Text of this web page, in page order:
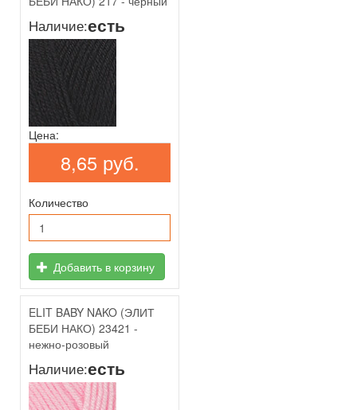
Наличие:есть
Цена:
8,65 руб.
Количество
Добавить в корзину
ELIT BABY NAKO (ЭЛИТ
БЕБИ НАКО) 23421 -
нежно-розовый
Наличие:есть